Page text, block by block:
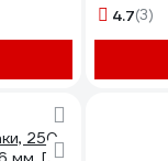
4.7(3)